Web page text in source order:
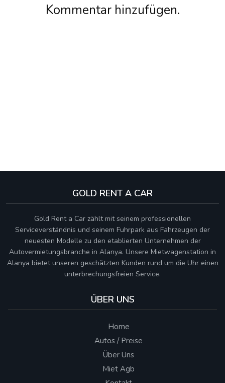
Kommentar hinzufügen.
GOLD RENT A CAR
Gold Rent a Car zählt mit seinem professionellen
Serviceverständnis und seinem Fuhrpark aus Fahrzeugen der
neuesten Modelle zu den etablierten Unternehmen der
Autovermietungsbranche in Alanya. Unsere Mietwagenstation in
Alanya bietet unseren geschätzten Kunden rund um die Uhr einen
unterbrechungsfreien Service.
ÜBER UNS
Home
Autos / Preise
Über Uns
Miet Agb